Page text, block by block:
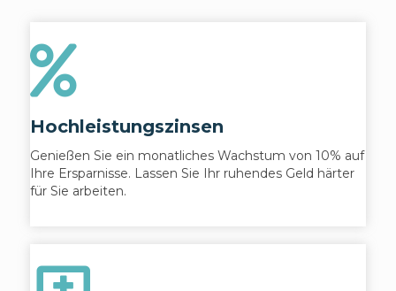
Hochleistungszinsen
Genießen Sie ein monatliches Wachstum von 10% auf
Ihre Ersparnisse. Lassen Sie Ihr ruhendes Geld härter
für Sie arbeiten.